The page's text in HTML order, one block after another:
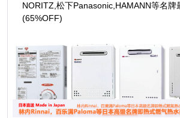
NORITZ,松下Panasonic,HAMANN等名牌
(65%OFF)